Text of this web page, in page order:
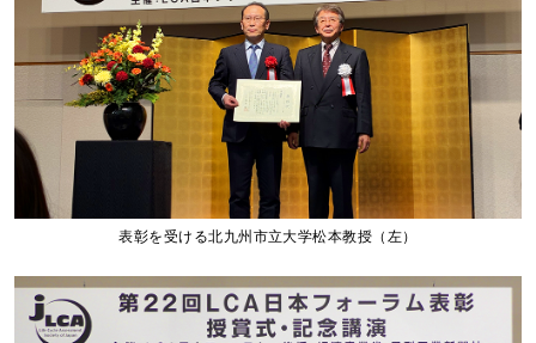
表彰を受ける北九州市立大学松本教授（左）